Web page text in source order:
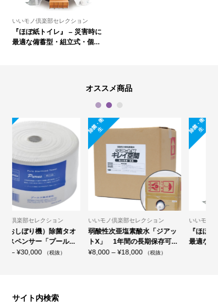
いいモノ倶楽部セレクション
『ほぼ紙トイレ』 – 災害時に
最適な備蓄型・組立式・個...
オススメ商品
部セレクション
塩素酸水「ジアッ
間の長期保存可...
18,000価
¥18,000
（税抜）
いいモノ倶楽部セレクション
『ほぼ紙トイレ』 – 災害時に
最適な備蓄型・組立式・個...
除
菌
・
衛
いいモノ倶楽部
（自動おしぼ
ルディスペン
1 2 3
サイト内検索